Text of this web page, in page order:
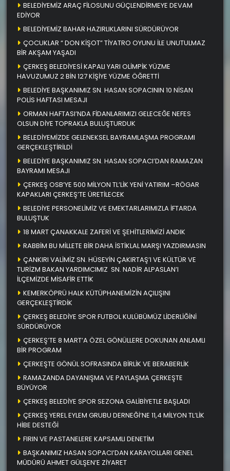
BELEDİYEMİZ ARAÇ FİLOSUNU GÜÇLENDİRMEYE DEVAM
EDİYOR
BELEDİYEMİZ BAHAR HAZIRLIKLARINI SÜRDÜRÜYOR
ÇOCUKLAR “ DON KİŞOT” TİYATRO OYUNU İLE UNUTULMAZ
BİR AKŞAM YAŞADI
ÇERKEŞ BELEDİYESİ KAPALI YARI OLİMPİK YÜZME
HAVUZUMUZ 2 BİN 127 KİŞİYE YÜZME ÖĞRETTİ
BELEDİYE BAŞKANIMIZ SN. HASAN SOPACININ 10 NİSAN
POLİS HAFTASI MESAJI
ORMAN HAFTASI’NDA FİDANLARIMIZI GELECEĞE NEFES
OLSUN DİYE TOPRAKLA BULUŞTURDUK
BELEDİYEMİZDE GELENEKSEL BAYRAMLAŞMA PROGRAMI
GERÇEKLEŞTİRİLDİ
BELEDİYE BAŞKANIMIZ SN. HASAN SOPACI’DAN RAMAZAN
BAYRAMI MESAJI
ÇERKEŞ OSB’YE 500 MİLYON TL’LİK YENİ YATIRIM –RÖGAR
KAPAKLARI ÇERKEŞ’TE ÜRETİLECEK
BELEDİYE PERSONELİMİZ VE EMEKTARLARIMIZLA İFTARDA
BULUŞTUK
18 MART ÇANAKKALE ZAFERİ VE ŞEHİTLERİMİZİ ANDIK
RABBİM BU MİLLETE BİR DAHA İSTİKLAL MARŞI YAZDIRMASIN
ÇANKIRI VALİMİZ SN. HÜSEYİN ÇAKIRTAŞ’I VE KÜLTÜR VE
TURİZM BAKAN YARDIMCIMIZ SN. NADİR ALPASLAN’I
İLÇEMİZDE MİSAFİR ETTİK
KEMERKÖPRÜ HALK KÜTÜPHANEMİZİN AÇILIŞINI
GERÇEKLEŞTİRDİK
ÇERKEŞ BELEDİYE SPOR FUTBOL KULÜBÜMÜZ LİDERLİĞİNİ
SÜRDÜRÜYOR
ÇERKEŞ’TE 8 MART’A ÖZEL GÖNÜLLERE DOKUNAN ANLAMLI
BİR PROGRAM
ÇERKEŞTE GÖNÜL SOFRASINDA BİRLİK VE BERABERLİK
RAMAZANDA DAYANIŞMA VE PAYLAŞMA ÇERKEŞTE
BÜYÜYOR
ÇERKEŞ BELEDİYE SPOR SEZONA GALİBİYETLE BAŞLADI
ÇERKEŞ YEREL EYLEM GRUBU DERNEĞİ’NE 11,4 MİLYON TL’LİK
HİBE DESTEĞİ
FIRIN VE PASTANELERE KAPSAMLI DENETİM
BAŞKANIMIZ HASAN SOPACI’DAN KARAYOLLARI GENEL
MÜDÜRÜ AHMET GÜLŞEN’E ZİYARET